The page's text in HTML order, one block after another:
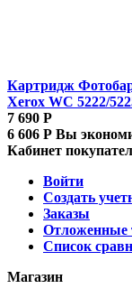
Картридж
Xerox WC 5222/
7 690 Р
6 606 Р Вы
Кабинет
Войти
Создать
Заказы
Отложенные
Список
Магазин